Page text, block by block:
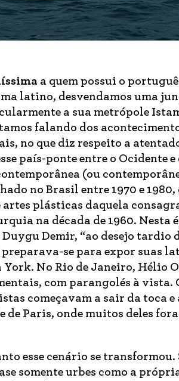
a quem possui o
latino, desvendamos uma
a sua metrópole
falando dos
no que diz respeito a
país-ponte entre o Ocidente e
(ou
no Brasil entre 1970 e 1980,
plásticas daquela
na década de 1960. Nesta
Demir, “ao desejo tardio
se para expor suas
No Rio de Janeiro, Hélio
com parangolés à vista.
começavam a sair da toca e
Paris, onde muitos deles
esse cenário se transformou.
somente urbes como a